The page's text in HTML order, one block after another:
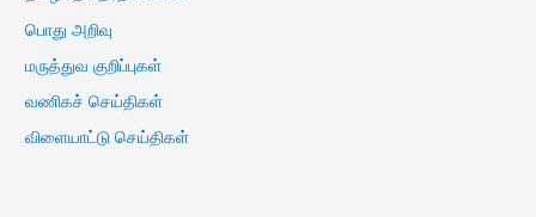
பொது அறிவு
மருத்துவ குறிப்புகள்
வணிகச் செய்திகள்
விளையாட்டு செய்திகள்